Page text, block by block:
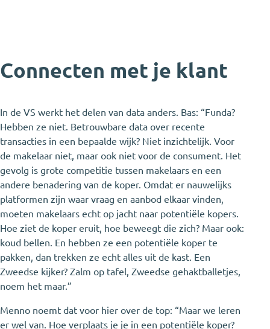
Connecten met je klant
In de VS werkt het delen van data anders. Bas: “Funda?
Hebben ze niet. Betrouwbare data over recente
transacties in een bepaalde wijk? Niet inzichtelijk. Voor
de makelaar niet, maar ook niet voor de consument. Het
gevolg is grote competitie tussen makelaars en een
andere benadering van de koper. Omdat er nauwelijks
platformen zijn waar vraag en aanbod elkaar vinden,
moeten makelaars echt op jacht naar potentiële kopers.
Hoe ziet de koper eruit, hoe beweegt die zich? Maar ook:
koud bellen. En hebben ze een potentiële koper te
pakken, dan trekken ze echt alles uit de kast. Een
Zweedse kijker? Zalm op tafel, Zweedse gehaktballetjes,
noem het maar.”
Menno noemt dat voor hier over de top: “Maar we leren
er wel van. Hoe verplaats je je in een potentiële koper?